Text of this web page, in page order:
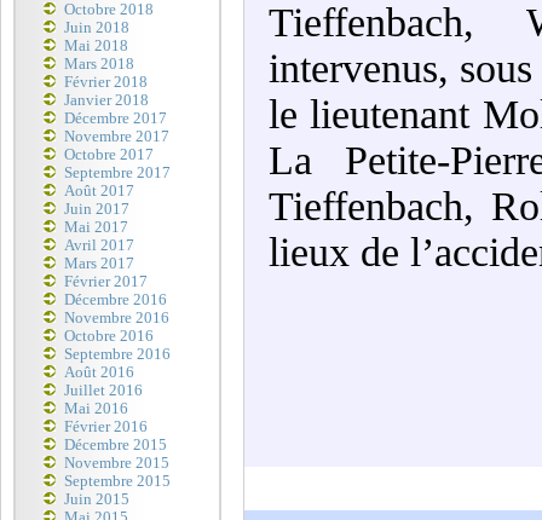
Octobre 2018
Juin 2018
Mai 2018
Mars 2018
Février 2018
Janvier 2018
Décembre 2017
Novembre 2017
Octobre 2017
Septembre 2017
Août 2017
Juin 2017
Mai 2017
Avril 2017
Mars 2017
Février 2017
Décembre 2016
Novembre 2016
Octobre 2016
Septembre 2016
Août 2016
Juillet 2016
Mai 2016
Février 2016
Décembre 2015
Novembre 2015
Septembre 2015
Juin 2015
Tieffenbach,
intervenus,
le lieutenant
La Petite-
Tieffenbach,
lieux de